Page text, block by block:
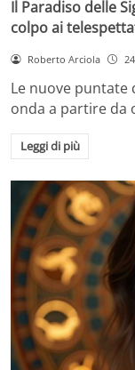
Il Paradiso delle
colpo ai
Roberto Arciola
Le nuove puntate
onda a partire
Leggi di più